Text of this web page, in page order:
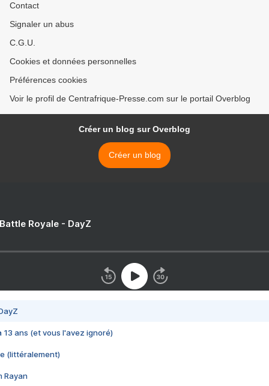
Contact
Signaler un abus
C.G.U.
Cookies et données personnelles
Préférences cookies
Voir le profil de Centrafrique-Presse.com sur le portail Overblog
Créer un blog sur Overblog
Créer un blog
Royale - DayZ
13 ans (et vous l'avez ignoré)
(littéralement)
Rayan